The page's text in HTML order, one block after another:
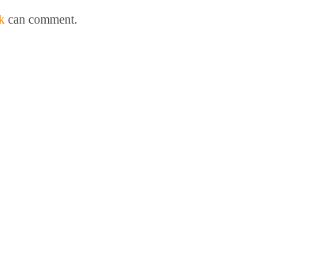
can comment.